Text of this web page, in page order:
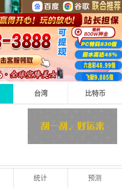
台湾 比特币
5 + 4 + 6 = 15
号码
统计 预测